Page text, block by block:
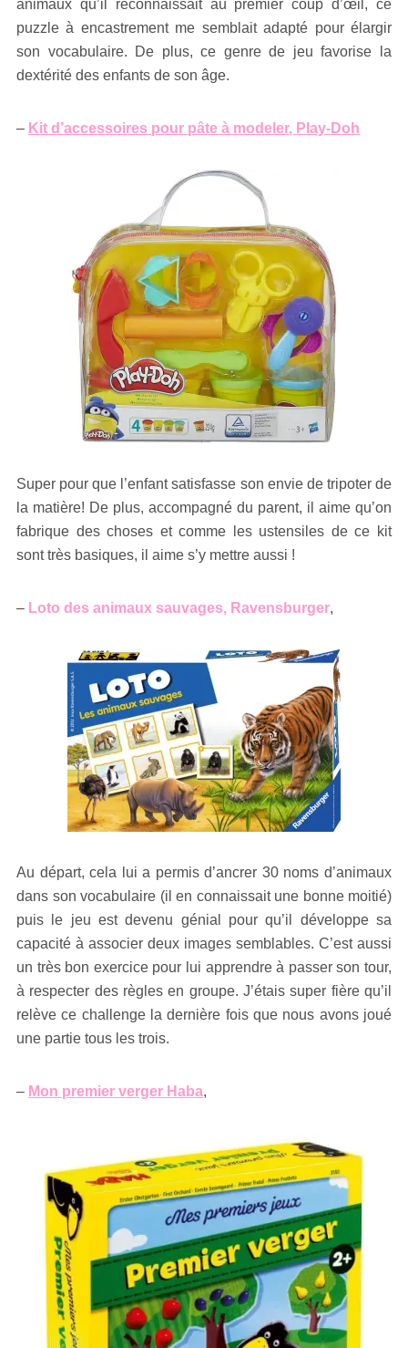
animaux qu’il reconnaissait au premier coup d’œil, ce
puzzle à encastrement me semblait adapté pour élargir
son vocabulaire. De plus, ce genre de jeu favorise la
dextérité des enfants de son âge.
– Kit d’accessoires pour pâte à modeler, Play-Doh
Super pour que l’enfant satisfasse son envie de tripoter de
la matière! De plus, accompagné du parent, il aime qu’on
fabrique des choses et comme les ustensiles de ce kit
sont très basiques, il aime s’y mettre aussi !
– Loto des animaux sauvages, Ravensburger,
Au départ, cela lui a permis d’ancrer 30 noms d’animaux
dans son vocabulaire (il en connaissait une bonne moitié)
puis le jeu est devenu génial pour qu’il développe sa
capacité à associer deux images semblables. C’est aussi
un très bon exercice pour lui apprendre à passer son tour,
à respecter des règles en groupe. J’étais super fière qu’il
relève ce challenge la dernière fois que nous avons joué
une partie tous les trois.
– Mon premier verger Haba,